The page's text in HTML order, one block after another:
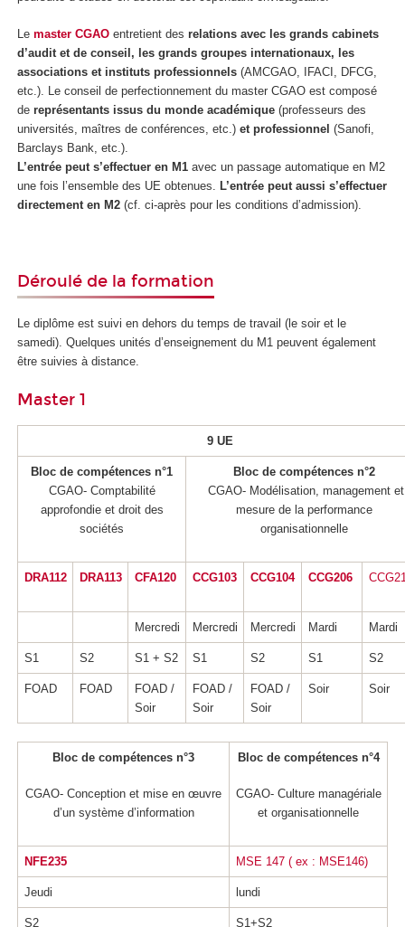
Le master CGAO entretient des relations avec les grands cabinets
d’audit et de conseil, les grands groupes internationaux, les
associations et instituts professionnels (AMCGAO, IFACI, DFCG,
etc.). Le conseil de perfectionnement du master CGAO est composé
de représentants issus du monde académique (professeurs des
universités, maîtres de conférences, etc.) et professionnel (Sanofi,
Barclays Bank, etc.).
L’entrée peut s’effectuer en M1 avec un passage automatique en M2
une fois l’ensemble des UE obtenues. L’entrée peut aussi s’effectuer
directement en M2 (cf. ci-après pour les conditions d’admission).
Déroulé de la formation
Le diplôme est suivi en dehors du temps de travail (le soir et le
samedi). Quelques unités d’enseignement du M1 peuvent également
être suivies à distance.
Master 1
9 UE
Bloc de compétences n°1
CGAO- Comptabilité
approfondie et droit des
sociétés
Bloc de compétences n°2
CGAO- Modélisation, management et
mesure de la performance
organisationnelle
DRA112 DRA113 CFA120 CCG103 CCG104 CCG206
Mercredi Mercredi Mercredi Mardi Mardi
S1 S2 S1 + S2 S1 S2 S1 S2
FOAD FOAD
FOAD /
Soir
FOAD /
Soir
FOAD /
Soir
Soir Soir
Bloc de compétences n°3
CGAO- Conception et mise en œuvre
d’un système d’information
Bloc de compétences n°4
CGAO- Culture managériale
et organisationnelle
NFE235 MSE 147 ( ex : MSE146)
Jeudi lundi
S2 S1+S2